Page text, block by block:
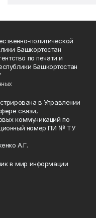
политической
Башкортостан
по печати и
Башкортостан
в Управлении
связи,
коммуникаций по
номер ПИ № ТУ
А.Г.
в мир информации